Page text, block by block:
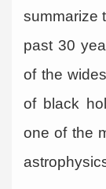
summarize
past 30
of the
of black
one of the